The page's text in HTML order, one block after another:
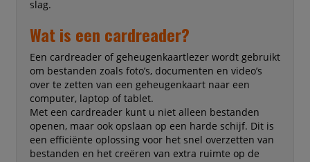
slag.
Wat is een cardreader?
Een cardreader of geheugenkaartlezer wordt gebruikt
om bestanden zoals foto’s, documenten en video’s
over te zetten van een geheugenkaart naar een
computer, laptop of tablet.
Met een cardreader kunt u niet alleen bestanden
openen, maar ook opslaan op een harde schijf. Dit is
een efficiënte oplossing voor het snel overzetten van
bestanden en het creëren van extra ruimte op de